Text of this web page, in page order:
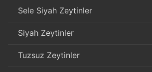
Sele Siyah Zeytinler
Siyah Zeytinler
Tuzsuz Zeytinler